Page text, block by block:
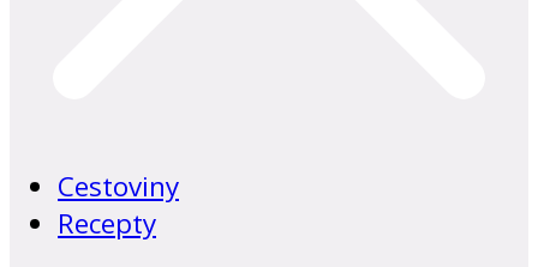
Cestoviny
Recepty